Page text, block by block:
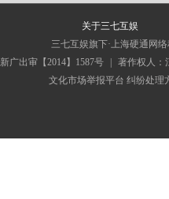
关于三七互娱
三七互娱旗下·上海硬通网
新广出审【2014】1587号
著作权人：
文化市场举报平台 纠纷处理